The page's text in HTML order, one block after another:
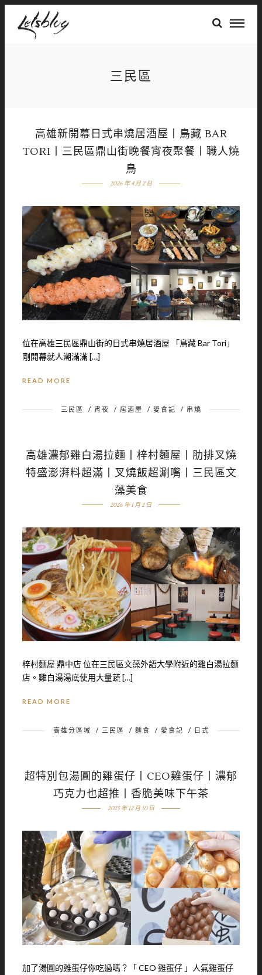
三民區
高雄新開幕日式串燒居酒屋丨鳥藏 BAR
TORI丨三民區鼎山街晚餐宵夜聚餐丨職人燒
鳥
2026 年 4 月 2 日
位在高雄三民區鼎山街的日式串燒居酒屋 「鳥藏 Bar Tori」
剛開幕就人潮滿滿 […]
READ MORE
三民區 / 宵夜 / 居酒屋 / 愛食記 / 串燒
高雄濃郁雞白湯拉麵丨梓村麵屋丨肋排叉燒
特盛澎湃料超滿丨叉燒飯超涮嘴丨三民區文
藻美食
2026 年 1 月 2 日
梓村麵屋 鼎中店 位在三民區文藻外語大學附近的雞白湯拉麵
店。雞白湯湯底使用大量蔬 […]
READ MORE
高雄分區域 / 三民區 / 麵食 / 愛食記 / 日式
超特別包湯圓的雞蛋仔丨CEO雞蛋仔丨濃郁
巧克力也超推丨香脆美味下午茶
2025 年 12 月 10 日
加了湯圓的雞蛋仔你吃過嗎？「 CEO 雞蛋仔 」人氣雞蛋仔